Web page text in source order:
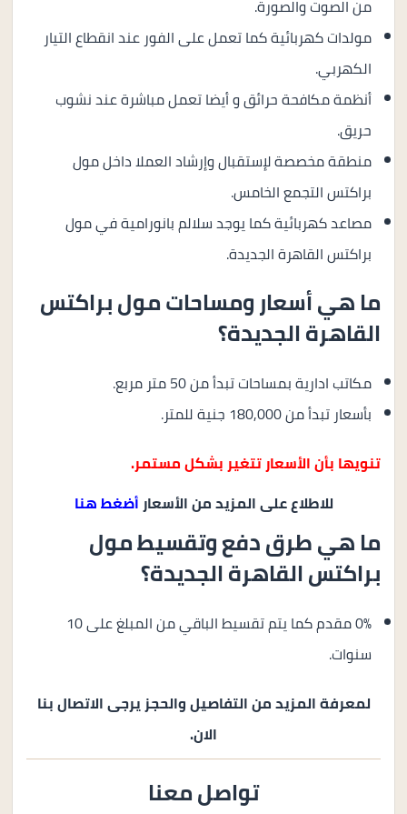
من الصوت والصورة.
مولدات كهربائية كما تعمل على الفور عند انقطاع التيار
الكهربي.
أنظمة مكافحة حرائق و أيضا تعمل مباشرة عند نشوب
حريق.
منطقة مخصصة لإستقبال وإرشاد العملا داخل مول
براكتس التجمع الخامس.
مصاعد كهربائية كما يوجد سلالم بانورامية في مول
براكتس القاهرة الجديدة.
ما هي أسعار ومساحات مول براكتس
القاهرة الجديدة؟
مكاتب ادارية بمساحات تبدأ من 50 متر مربع.
بأسعار تبدأ من 180,000 جنية للمتر.
تنويها بأن الأسعار تتغير بشكل مستمر.
للاطلاع على المزيد من الأسعار أضغط هنا
ما هي طرق دفع وتقسيط مول
براكتس القاهرة الجديدة؟
0% مقدم كما يتم تقسيط الباقي من المبلغ على 10
سنوات.
لمعرفة المزيد من التفاصيل والحجز يرجى الاتصال بنا
الان.
تواصل معنا